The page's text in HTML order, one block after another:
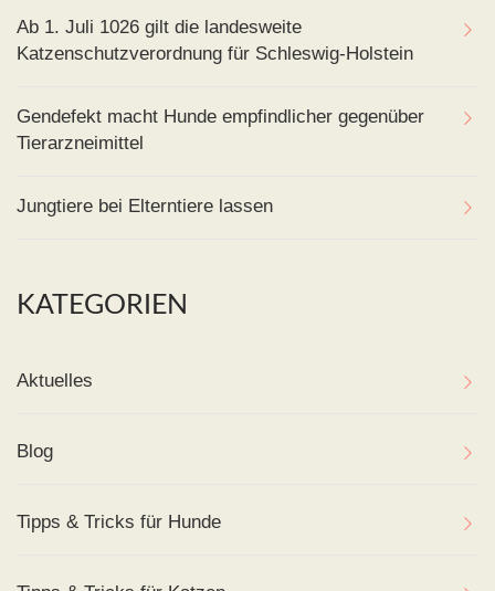
Ab 1. Juli 1026 gilt die landesweite
Katzenschutzverordnung für Schleswig-Holstein
Gendefekt macht Hunde empfindlicher gegenüber
Tierarzneimittel
Jungtiere bei Elterntiere lassen
KATEGORIEN
Aktuelles
Blog
Tipps & Tricks für Hunde